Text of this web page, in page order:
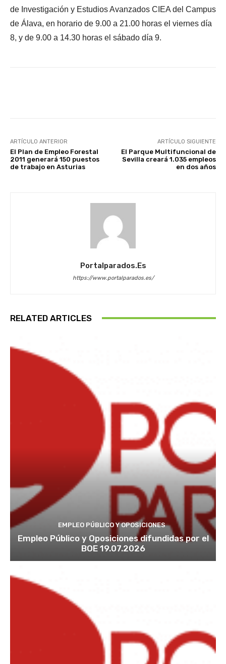
de Investigación y Estudios Avanzados CIEA del Campus
de Álava, en horario de 9.00 a 21.00 horas el viernes día
8, y de 9.00 a 14.30 horas el sábado día 9.
ARTÍCULO ANTERIOR
El Plan de Empleo Forestal
2011 generará 150 puestos
de trabajo en Asturias
ARTÍCULO SIGUIENTE
El Parque Multifuncional de
Sevilla creará 1.035 empleos
en dos años
Portalparados.es
https://www.portalparados.es/
RELATED ARTICLES
EMPLEO PÚBLICO Y OPOSICIONES
Empleo Público y Oposiciones difundidas por el
BOE 19.07.2026